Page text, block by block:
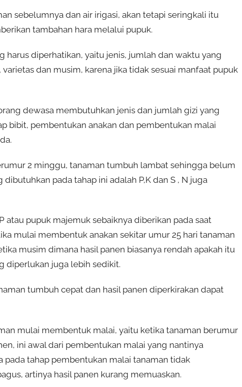
sebelumnya dan air irigasi, akan tetapi seringkali itu
tambahan hara melalui pupuk.
harus diperhatikan, yaitu jenis, jumlah dan waktu yang
dan musim, karena jika tidak sesuai manfaat pupuk
dewasa membutuhkan jenis dan jumlah gizi yang
bibit, pembentukan anakan dan pembentukan malai
2 minggu, tanaman tumbuh lambat sehingga belum
pada tahap ini adalah P,K dan S , N juga
atau pupuk majemuk sebaiknya diberikan pada saat
mulai membentuk anakan sekitar umur 25 hari tanaman
musim dimana hasil panen biasanya rendah apakah itu
diperlukan juga lebih sedikit.
tumbuh cepat dan hasil panen diperkirakan dapat
mulai membentuk malai, yaitu ketika tanaman berumur
ini awal dari pembentukan malai yang nantinya
pada tahap pembentukan malai tanaman tidak
artinya hasil panen kurang memuaskan.